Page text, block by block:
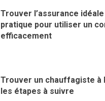
Trouver l’assurance
pratique pour utiliser un
efficacement
Trouver un chauffagiste à
les étapes à suivre